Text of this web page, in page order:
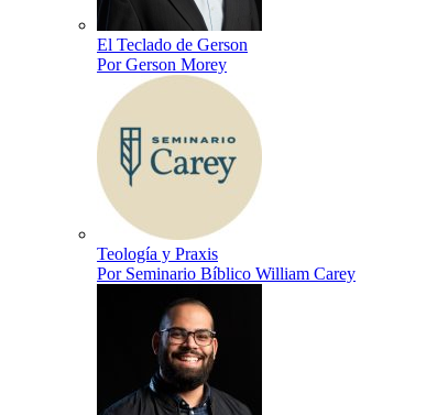
El Teclado de Gerson
Por Gerson Morey
Teología y Praxis
Por Seminario Bíblico William Carey